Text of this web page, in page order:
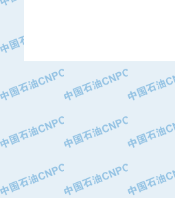
·河北保定天威集团特变电气有限公司
·中国石油抚顺石化公司
·中国石油辽阳石油化纤公司
·托肯恒山科技（广州）有限公司
·中国石油兰州石油化工公司
·大庆油田飞马有限公司
·大庆油田有限责任公司
·中国石油辽河油田分公司